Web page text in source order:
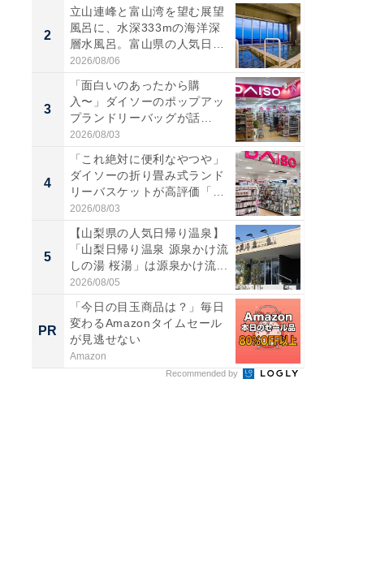
2
立山連峰と富山湾を望む展望
風呂に、水深333mの海洋深
層水風呂。富山県の人気日
帰...
2026/08/06
3
「面白いのあったから購
入〜」ダイソーのポップアッ
プランドリーバッグが話
題。“さま...
2026/08/03
4
「これ絶対に便利なやつや」
ダイソーの折り畳み式ランド
リーバスケットが高評価「使
わ...
2026/08/03
5
【山梨県の人気日帰り温泉】
「山梨日帰り温泉 源泉かけ流
しの湯 桜湯」は源泉かけ流...
2026/08/05
PR
「今日の目玉商品は？」毎日
変わるAmazonタイムセール
が見逃せない
Amazon
Recommended by